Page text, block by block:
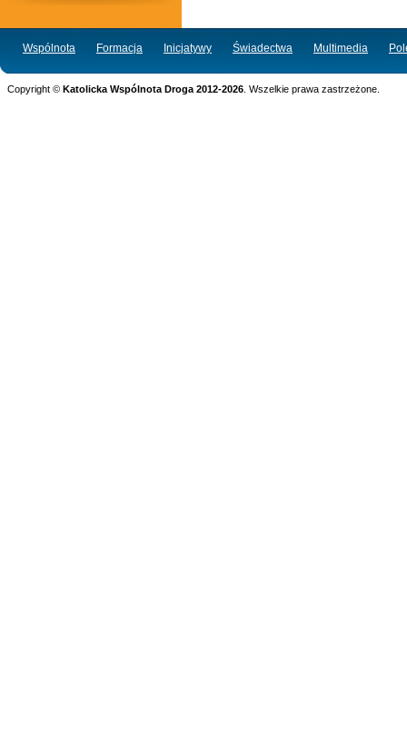
Wspólnota Formacja Inicjatywy Świadectwa Multimedia
Copyright © Katolicka Wspólnota Droga 2012-2026 . Wszelkie prawa zastrzeżone.